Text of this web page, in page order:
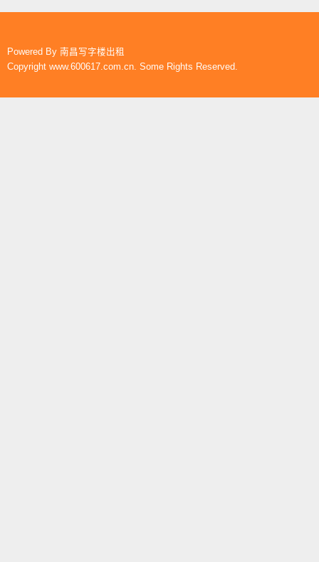
Powered By 南昌写字楼出租
Copyright www.600617.com.cn. Some Rights Reserved.